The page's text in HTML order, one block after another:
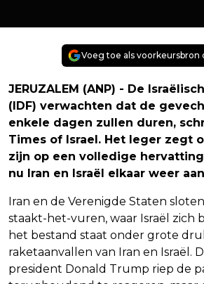
Voeg toe als voorkeursbron
JERUZALEM (ANP) - De
(IDF) verwachten dat de
enkele dagen zullen duren,
Times of Israel. Het leger zegt
zijn op een volledige
nu Iran en Israël elkaar weer
Iran en de Verenigde Staten
staakt-het-vuren, waar Israël zich
het bestand staat onder grote
raketaanvallen van Iran en Israël.
president Donald Trump riep de